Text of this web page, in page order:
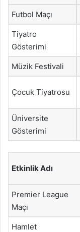
Futbol Maçı
Tiyatro
Gösterimi
Müzik Festivali
Çocuk Tiyatrosu
Üniversite
Gösterimi
Etkinlik Adı
Premier League
Maçı
Hamlet